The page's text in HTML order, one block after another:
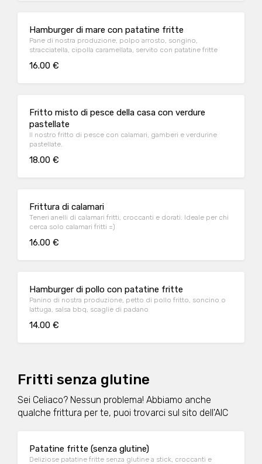
Hamburger di mare con patatine fritte
Pane di nostra produzione, polpo arrosto, songino,
stracciatella, cipolla caramellata, servito con patatine fritte
16.00 €
Fritto misto di pesce della casa con verdure
pastellate
Il nostro fritto di pesce con calamari, gamberi e verdurine
pastellate.
18.00 €
Frittura di calamari
Teneri anelli di calamari fritti, croccanti e dorati. Ideale per chi
cerca solo calamari fritti =)
16.00 €
Hamburger di pollo con patatine fritte
Panino di nostra produzione, petto di pollo fritto, soncino o
lattuga, salsa bbq, scaglie di padano
14.00 €
Fritti senza glutine
Sei Celiaco? Nessun problema! Abbiamo anche
qualche frittura per te, puoi trovarci sul sito dell'AIC
Patatine fritte (senza glutine)
Deliziose patatine fritte senza glutine a stick, croccanti e